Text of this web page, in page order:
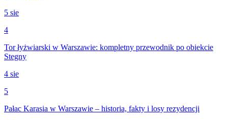
5 sie
4
Tor łyżwiarski w Warszawie: kompletny przewodnik po obiekcie
Stegny
4 sie
5
Pałac Karasia w Warszawie – historia, fakty i losy rezydencji